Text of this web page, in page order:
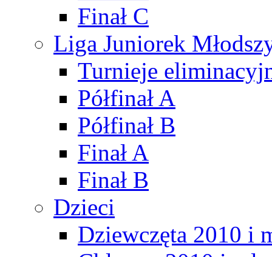
Finał C
Liga Juniorek
Turnieje
Półfinał A
Półfinał B
Finał A
Finał B
Dzieci
Dziewczęta 2010 i